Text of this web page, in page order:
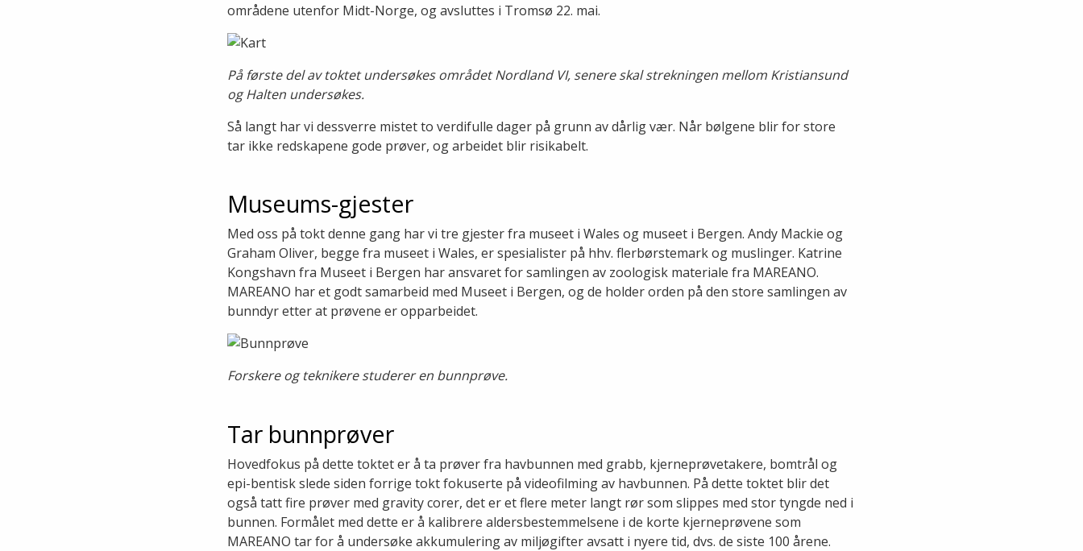
områdene utenfor Midt-Norge, og avsluttes i Tromsø 22. mai.
På første del av toktet undersøkes området Nordland VI, senere skal strekningen mellom Kristiansund
og Halten undersøkes.
Så langt har vi dessverre mistet to verdifulle dager på grunn av dårlig vær. Når bølgene blir for store
tar ikke redskapene gode prøver, og arbeidet blir risikabelt.
Museums-gjester
Med oss på tokt denne gang har vi tre gjester fra museet i Wales og museet i Bergen. Andy Mackie og
Graham Oliver, begge fra museet i Wales, er spesialister på hhv. flerbørstemark og muslinger. Katrine
Kongshavn fra Museet i Bergen har ansvaret for samlingen av zoologisk materiale fra MAREANO.
MAREANO har et godt samarbeid med Museet i Bergen, og de holder orden på den store samlingen av
bunndyr etter at prøvene er opparbeidet.
Forskere og teknikere studerer en bunnprøve.
Tar bunnprøver
Hovedfokus på dette toktet er å ta prøver fra havbunnen med grabb, kjerneprøvetakere, bomtrål og
epi-bentisk slede siden forrige tokt fokuserte på videofilming av havbunnen. På dette toktet blir det
også tatt fire prøver med gravity corer, det er et flere meter langt rør som slippes med stor tyngde ned i
bunnen. Formålet med dette er å kalibrere aldersbestemmelsene i de korte kjerneprøvene som
MAREANO tar for å undersøke akkumulering av miljøgifter avsatt i nyere tid, dvs. de siste 100 årene.